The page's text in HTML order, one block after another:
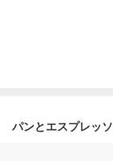
パンとエスプレッ